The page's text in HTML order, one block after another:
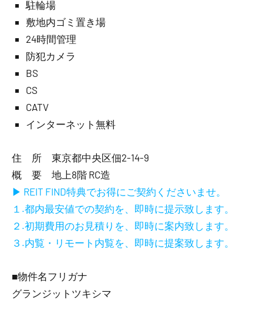
駐輪場
敷地内ゴミ置き場
24時間管理
防犯カメラ
BS
CS
CATV
インターネット無料
住 所 東京都中央区佃2-14-9
概 要 地上8階 RC造
▶ REIT FIND特典でお得にご契約くださいませ。
１.都内最安値での契約を、即時に提示致します。
２.初期費用のお見積りを、即時に案内致します。
３.内覧・リモート内覧を、即時に提案致します。
■物件名フリガナ
グランジットツキシマ